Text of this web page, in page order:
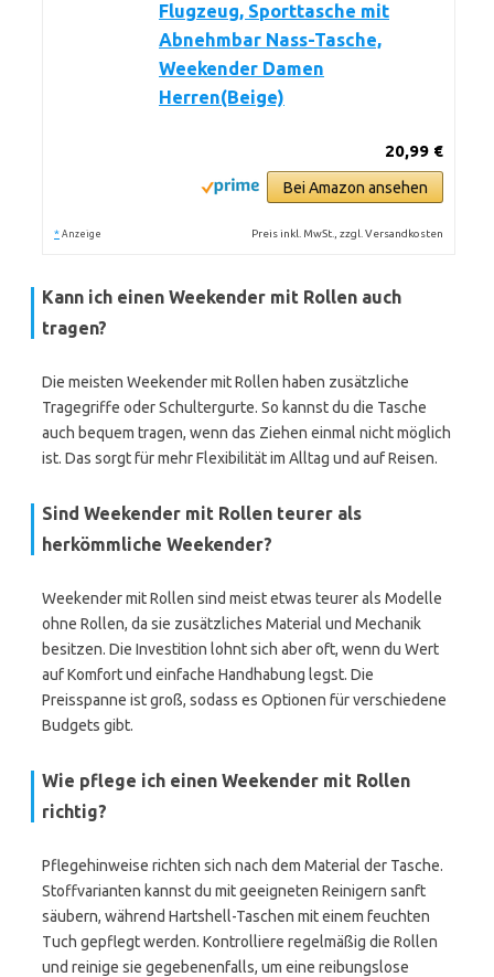
Flugzeug, Sporttasche mit
Abnehmbar Nass-Tasche,
Weekender Damen
Herren(Beige)
20,99 €
Bei Amazon ansehen
* Anzeige Preis inkl. MwSt., zzgl. Versandkosten
Kann ich einen Weekender mit Rollen auch
tragen?
Die meisten Weekender mit Rollen haben zusätzliche
Tragegriffe oder Schultergurte. So kannst du die Tasche
auch bequem tragen, wenn das Ziehen einmal nicht möglich
ist. Das sorgt für mehr Flexibilität im Alltag und auf Reisen.
Sind Weekender mit Rollen teurer als
herkömmliche Weekender?
Weekender mit Rollen sind meist etwas teurer als Modelle
ohne Rollen, da sie zusätzliches Material und Mechanik
besitzen. Die Investition lohnt sich aber oft, wenn du Wert
auf Komfort und einfache Handhabung legst. Die
Preisspanne ist groß, sodass es Optionen für verschiedene
Budgets gibt.
Wie pflege ich einen Weekender mit Rollen
richtig?
Pflegehinweise richten sich nach dem Material der Tasche.
Stoffvarianten kannst du mit geeigneten Reinigern sanft
säubern, während Hartshell-Taschen mit einem feuchten
Tuch gepflegt werden. Kontrolliere regelmäßig die Rollen
und reinige sie gegebenenfalls, um eine reibungslose